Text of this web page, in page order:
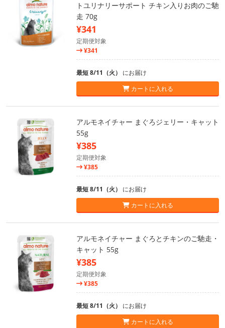
トユリナリーサポート チキン入りお肉のご馳
走 70g
¥341
定期便対象
¥341
最短 8/11（火） にお届け
カートに入れる
アルモネイチャー まぐろジェリー・キャット
55g
¥385
定期便対象
¥385
最短 8/11（火） にお届け
カートに入れる
アルモネイチャー まぐろとチキンのご馳走・
キャット 55g
¥385
定期便対象
¥385
最短 8/11（火） にお届け
カートに入れる